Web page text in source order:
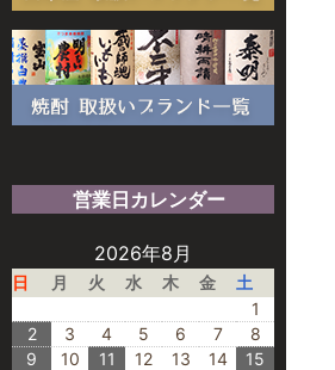
営業日カレンダー
2026年8月
日 月 火 水 木 金
土
1
2
3 4 5 6 7
8
9
10 11 12 13 14
15